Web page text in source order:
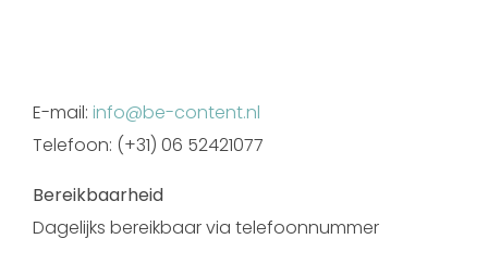
E-mail: info@be-content.nl
Telefoon: (+31) 06 52421077
Bereikbaarheid
Dagelijks bereikbaar via telefoonnummer